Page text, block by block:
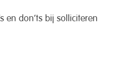
en don’ts bij solliciteren